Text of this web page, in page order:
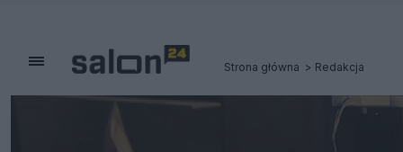
Strona główna Redakcja